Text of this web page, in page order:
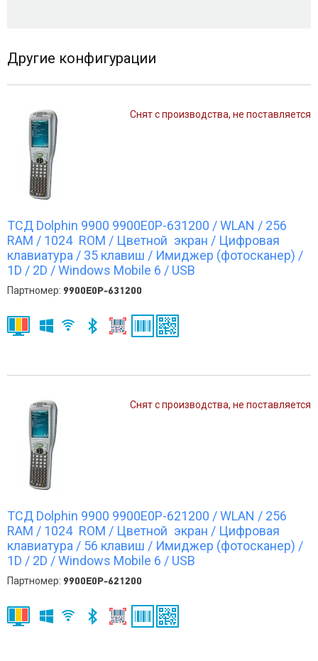
Другие конфигурации
Снят с производства, не поставляется
ТСД Dolphin 9900 9900E0P-631200 / WLAN / 256
RAM / 1024 ROM / Цветной экран / Цифровая
клавиатура / 35 клавиш / Имиджер (фотосканер) /
1D / 2D / Windows Mobile 6 / USB
Партномер: 9900E0P-631200
Снят с производства, не поставляется
ТСД Dolphin 9900 9900E0P-621200 / WLAN / 256
RAM / 1024 ROM / Цветной экран / Цифровая
клавиатура / 56 клавиш / Имиджер (фотосканер) /
1D / 2D / Windows Mobile 6 / USB
Партномер: 9900E0P-621200